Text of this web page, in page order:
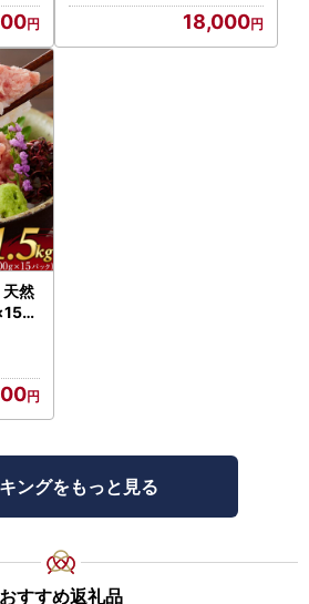
18,000
天然
パ
ングをもっと見る
おすすめ返礼品